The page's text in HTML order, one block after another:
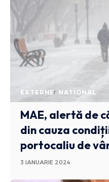
EXTERNE NATIONAL
MAE, alertă de
din cauza
portocaliu de
3 IANUARIE 2024